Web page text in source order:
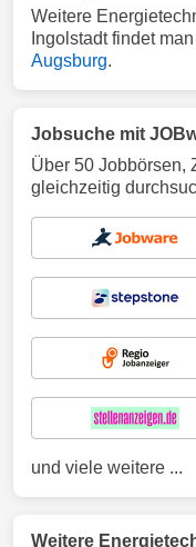
Weitere
Ingolstadt findet
Augsburg.
Jobsuche mit
Über 50 Jobbörsen,
gleichzeitig
und viele weitere ...
Weitere